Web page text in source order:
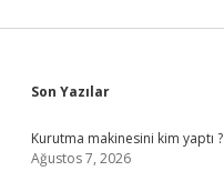
Sidebar
Son Yazılar
Kurutma makinesini kim yaptı ?
Ağustos 7, 2026